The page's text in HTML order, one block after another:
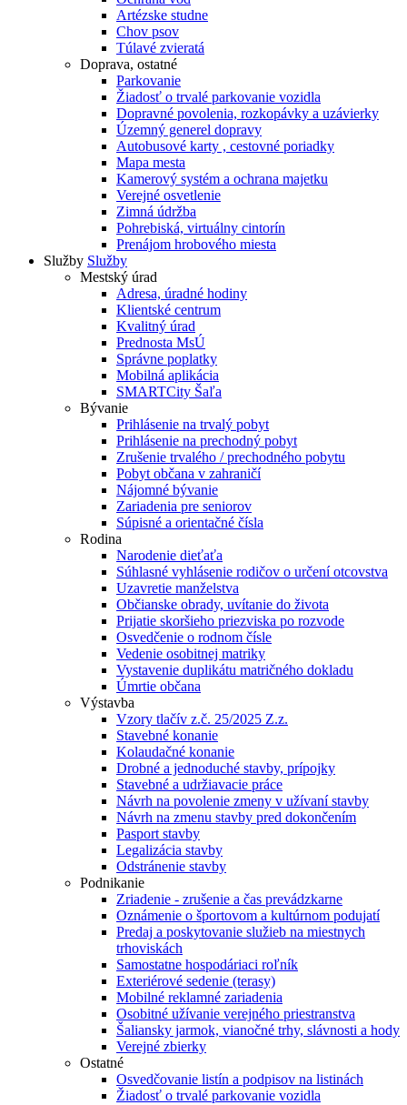
Artézske studne
Chov psov
Túlavé zvieratá
Doprava, ostatné
Parkovanie
Žiadosť o trvalé parkovanie vozidla
Dopravné povolenia, rozkopávky a uzávierky
Územný generel dopravy
Autobusové karty , cestovné poriadky
Mapa mesta
Kamerový systém a ochrana majetku
Verejné osvetlenie
Zimná údržba
Pohrebiská, virtuálny cintorín
Prenájom hrobového miesta
Služby Služby
Mestský úrad
Adresa, úradné hodiny
Klientské centrum
Kvalitný úrad
Prednosta MsÚ
Správne poplatky
Mobilná aplikácia
SMARTCity Šaľa
Bývanie
Prihlásenie na trvalý pobyt
Prihlásenie na prechodný pobyt
Zrušenie trvalého / prechodného pobytu
Pobyt občana v zahraničí
Nájomné bývanie
Zariadenia pre seniorov
Súpisné a orientačné čísla
Rodina
Narodenie dieťaťa
Súhlasné vyhlásenie rodičov o určení otcovstva
Uzavretie manželstva
Občianske obrady, uvítanie do života
Prijatie skoršieho priezviska po rozvode
Osvedčenie o rodnom čísle
Vedenie osobitnej matriky
Vystavenie duplikátu matričného dokladu
Úmrtie občana
Výstavba
Vzory tlačív z.č. 25/2025 Z.z.
Stavebné konanie
Kolaudačné konanie
Drobné a jednoduché stavby, prípojky
Stavebné a udržiavacie práce
Návrh na povolenie zmeny v užívaní stavby
Návrh na zmenu stavby pred dokončením
Pasport stavby
Legalizácia stavby
Odstránenie stavby
Podnikanie
Zriadenie - zrušenie a čas prevádzkarne
Oznámenie o športovom a kultúrnom podujatí
Predaj a poskytovanie služieb na miestnych
trhoviskách
Samostatne hospodáriaci roľník
Exteriérové sedenie (terasy)
Mobilné reklamné zariadenia
Osobitné užívanie verejného priestranstva
Šaliansky jarmok, vianočné trhy, slávnosti a hody
Verejné zbierky
Ostatné
Osvedčovanie listín a podpisov na listinách
Žiadosť o trvalé parkovanie vozidla